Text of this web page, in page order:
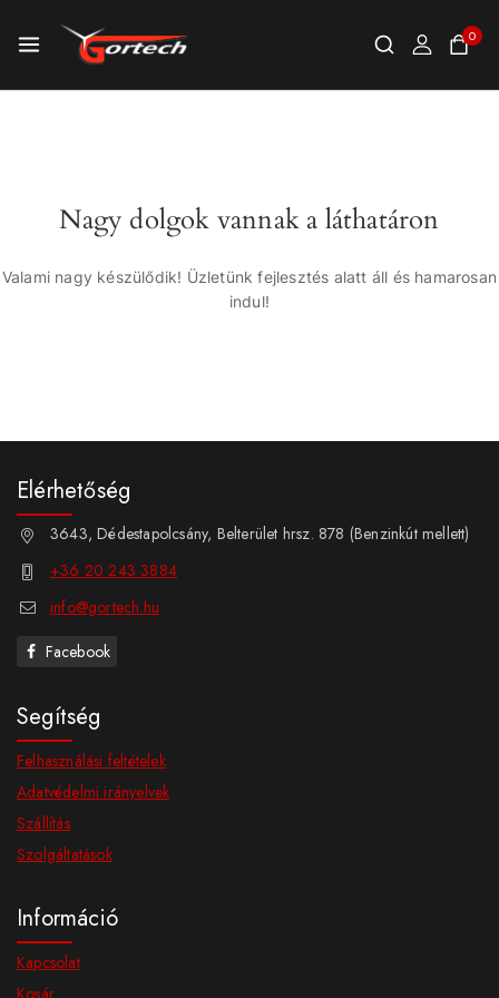
0
Nagy dolgok vannak a láthatáron
Valami nagy készülődik! Üzletünk fejlesztés alatt áll és hamarosan
indul!
Elérhetőség
3643, Dédestapolcsány, Belterület hrsz. 878 (Benzinkút mellett)
+36 20 243 3884
info@gortech.hu
Facebook
Segítség
Felhasználási feltételek
Adatvédelmi irányelvek
Szállítás
Szolgáltatások
Információ
Kapcsolat